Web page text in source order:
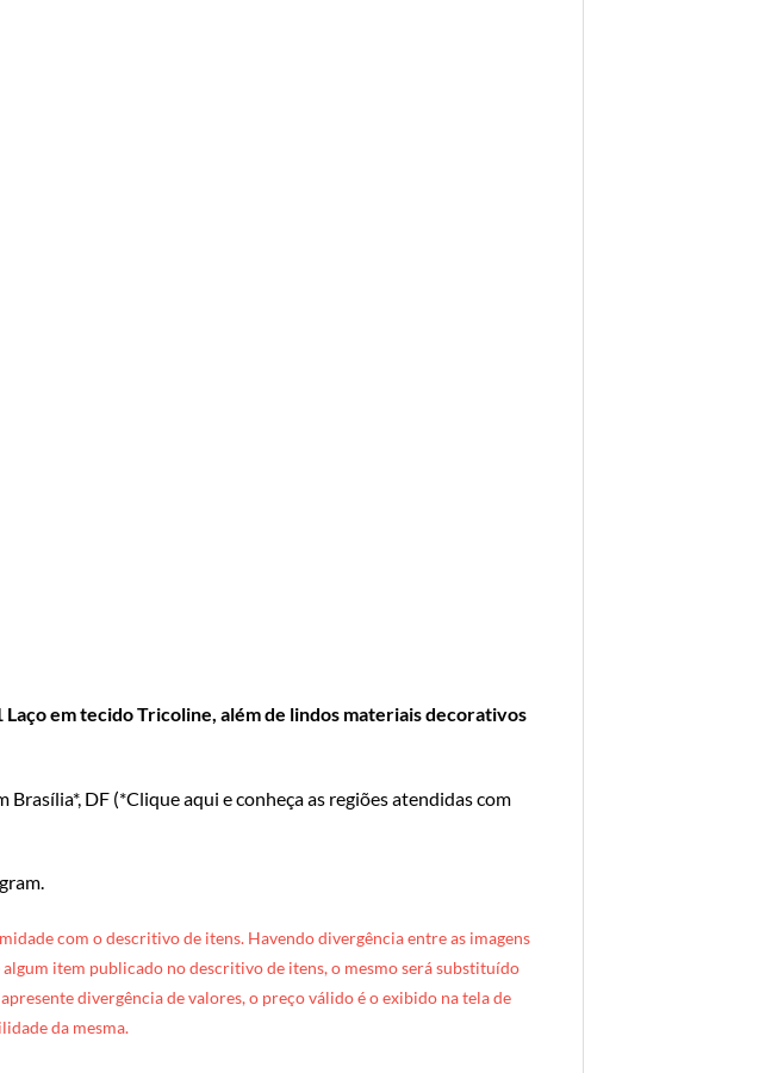
em tecido Tricoline, além de lindos materiais decorativos
Brasília*, DF (*Clique aqui e conheça as regiões atendidas com
.
com o descritivo de itens. Havendo divergência entre as imagens
item publicado no descritivo de itens, o mesmo será substituído
divergência de valores, o preço válido é o exibido na tela de
da mesma.